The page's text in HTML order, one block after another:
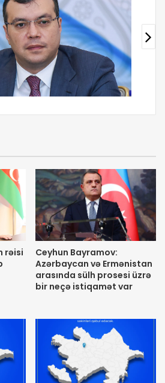
rəisi
Ceyhun Bayramov:
Azərbaycan və Ermənistan
arasında sülh prosesi üzrə
bir neçə istiqamət var